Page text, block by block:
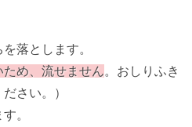
落とします。
め、流せません。おしりふき
さい。）
。